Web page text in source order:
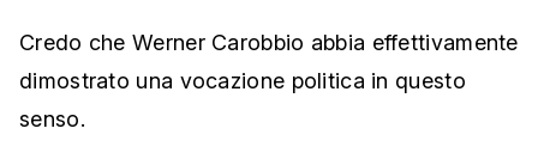
Credo che Werner Carobbio abbia effettivamente
dimostrato una vocazione politica in questo
senso.